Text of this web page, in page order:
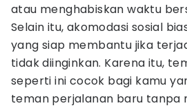
atau menghabiskan waktu
Selain itu, akomodasi sosial
yang siap membantu jika
tidak diinginkan. Karena itu,
seperti ini cocok bagi kamu
teman perjalanan baru tanpa